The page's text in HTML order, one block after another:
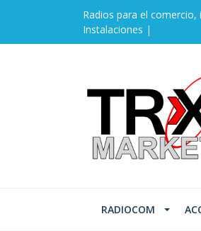
Radios para el
Instalaciones |
RADIOCOM